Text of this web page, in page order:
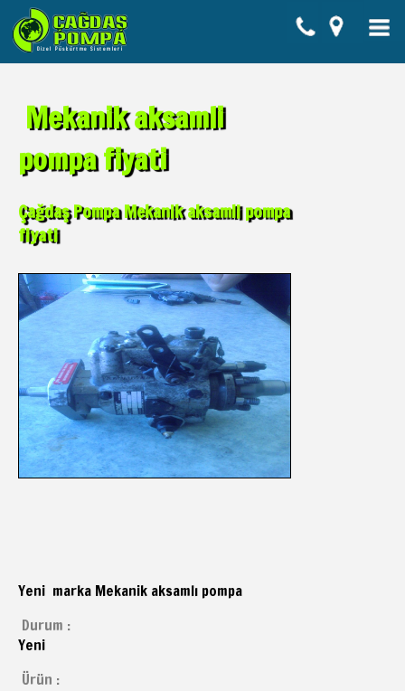
Mekanik aksamli
pompa fiyati
Çağdaş Pompa Mekanik aksamli pompa
fiyati
Yeni marka Mekanik aksamlı pompa
Durum :
Yeni
Ürün :